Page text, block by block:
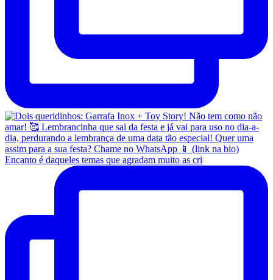
Encanto é daqueles temas que agradam muito as cri